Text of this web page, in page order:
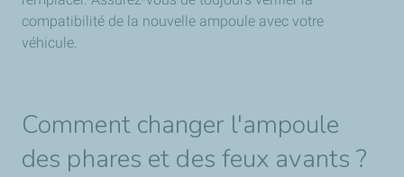
compatibilité de la nouvelle ampoule avec votre
véhicule.
Comment changer l'ampoule
des phares et des feux avants ?